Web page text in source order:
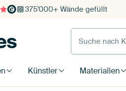
375'000+ Wände gefüllt
Suche nach
Künstler Materialien